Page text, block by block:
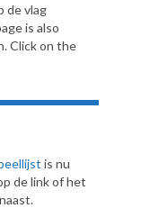
de vlag
is also
Click on the
is nu
de link of het